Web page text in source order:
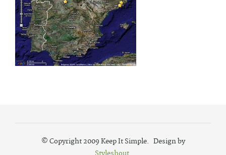
© Copyright 2009 Keep It Simple. Design by